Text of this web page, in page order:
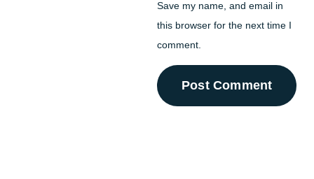
Save my name, and email in
this browser for the next time I
comment.